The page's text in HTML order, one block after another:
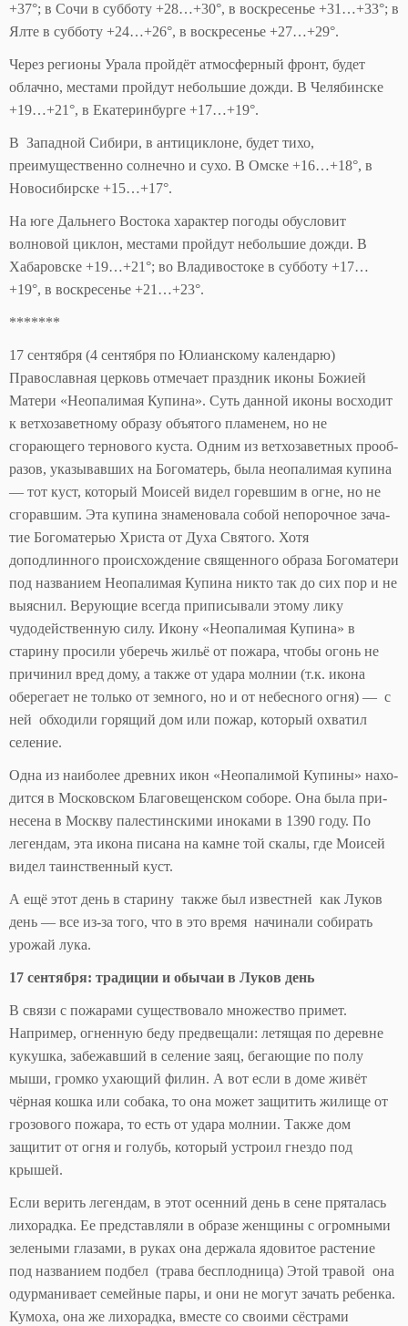
+37°; в Сочи в субботу +28…+30°, в воскресенье +31…+33°; в
Ялте в субботу +24…+26°, в воскресенье +27…+29°.
Через регионы Урала пройдёт атмосферный фронт, будет
облачно, местами пройдут небольшие дожди. В Челябинске
+19…+21°, в Екатеринбурге +17…+19°.
В Западной Сибири, в антициклоне, будет тихо,
преимущественно солнечно и сухо. В Омске +16…+18°, в
Новосибирске +15…+17°.
На юге Дальнего Востока характер погоды обусловит
волновой циклон, местами пройдут небольшие дожди. В
Хабаровске +19…+21°; во Владивостоке в субботу +17…
+19°, в воскресенье +21…+23°.
*******
17 сентября (4 сентября по Юлианскому календарю)
Православная церковь отмечает праздник иконы Божией
Матери «Неопалимая Купина». Суть данной иконы восходит
к ветхозаветному образу объятого пламенем, но не
сгорающего тернового куста. Од­ним из вет­хо­за­вет­ных про­об­
ра­зов, указывавших на Бо­го­ма­терь, бы­ла неопа­ли­мая ку­пи­на
— тот куст, ко­то­рый Мо­и­сей ви­дел го­рев­шим в огне, но не
сго­рав­шим. Эта купи­на зна­ме­но­ва­ла со­бой непо­роч­ное за­ча­
тие Бо­го­ма­те­рью Христа от Ду­ха Свя­то­го. Хотя
доподлинного происхождение священного образа Богоматери
под названием Неопалимая Купина никто так до сих пор и не
выяснил. Верующие всегда приписывали этому лику
чудодейственную силу. Икону «Неопалимая Купина» в
старину просили уберечь жильё от пожара, чтобы огонь не
причинил вред дому, а также от удара молнии (т.к. икона
оберегает не только от земного, но и от небесного огня) — с
ней обходили горящий дом или пожар, который охватил
селение.
Од­на из наи­бо­лее древ­них икон «Неопа­ли­мой Ку­пи­ны» на­хо­
дит­ся в Московском Благовещенском соборе. Она была при­
не­се­на в Моск­ву па­ле­стин­ски­ми ино­ка­ми в 1390 го­ду. По
легендам, эта икона пи­са­на на камне той ска­лы, где Мо­и­сей
ви­дел таинственный куст.
А ещё этот день в старину также был известней как Луков
день — все из-за того, что в это время начинали собирать
урожай лука.
17 сентября: традиции и обычаи в Луков день
В связи с пожарами существовало множество примет.
Например, огненную беду предвещали: летящая по деревне
кукушка, забежавший в селение заяц, бегающие по полу
мыши, громко ухающий филин. А вот если в доме живёт
чёрная кошка или собака, то она может защитить жилище от
грозового пожара, то есть от удара молнии. Также дом
защитит от огня и голубь, который устроил гнездо под
крышей.
Если верить легендам, в этот осенний день в сене пряталась
лихорадка. Ее представляли в образе женщины с огромными
зелеными глазами, в руках она держала ядовитое растение
под названием подбел (трава бесплодница) Этой травой она
одурманивает семейные пары, и они не могут зачать ребенка.
Кумоха, она же лихорадка, вместе со своими сёстрами